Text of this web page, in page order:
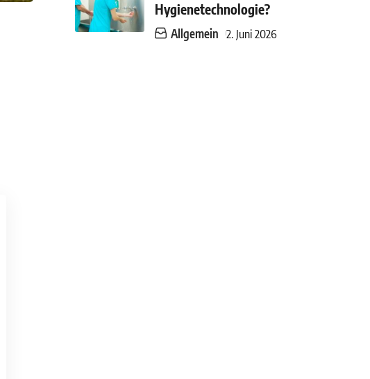
Hygienetechnologie?
Allgemein 2. Juni 2026